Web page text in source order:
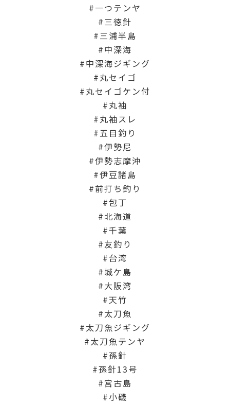
一つテンヤ
三徳針
三浦半島
中深海
中深海ジギング
丸セイゴ
丸セイゴケン付
丸袖
丸袖スレ
五目釣り
伊勢尼
伊勢志摩沖
伊豆諸島
前打ち釣り
包丁
北海道
千葉
友釣り
台湾
城ケ島
大阪湾
天竹
太刀魚
太刀魚ジギング
太刀魚テンヤ
孫針
孫針13号
宮古島
小磯